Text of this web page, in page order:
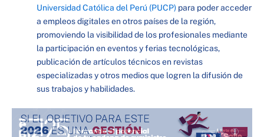
Universidad Católica del Perú (PUCP) para poder acceder
a empleos digitales en otros países de la región,
promoviendo la visibilidad de los profesionales mediante
la participación en eventos y ferias tecnológicas,
publicación de artículos técnicos en revistas
especializadas y otros medios que logren la difusión de
sus trabajos y habilidades.